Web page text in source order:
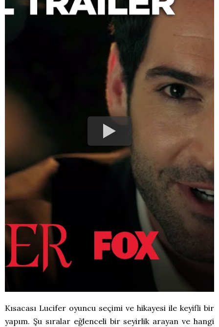
Kısacası Lucifer oyuncu seçimi ve hikayesi ile keyifli bir
yapım. Şu sıralar eğlenceli bir seyirlik arayan ve hangi